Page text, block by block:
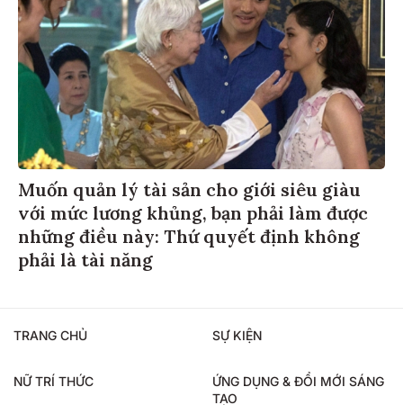
Muốn quản lý tài sản cho giới siêu giàu
với mức lương khủng, bạn phải làm được
những điều này: Thứ quyết định không
phải là tài năng
TRANG CHỦ SỰ KIỆN
NỮ TRÍ THỨC
ỨNG DỤNG & ĐỔI MỚI SÁNG
TẠO